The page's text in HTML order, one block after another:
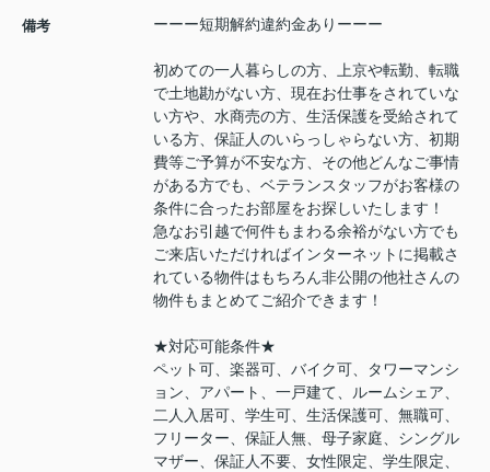
備考 ーーー短期解約違約金ありーーー
初めての一人暮らしの方、上京や転勤、転職
で土地勘がない方、現在お仕事をされていな
い方や、水商売の方、生活保護を受給されて
いる方、保証人のいらっしゃらない方、初期
費等ご予算が不安な方、その他どんなご事情
がある方でも、ベテランスタッフがお客様の
条件に合ったお部屋をお探しいたします！
急なお引越で何件もまわる余裕がない方でも
ご来店いただければインターネットに掲載さ
れている物件はもちろん非公開の他社さんの
物件もまとめてご紹介できます！
★対応可能条件★
ペット可、楽器可、バイク可、タワーマンシ
ョン、アパート、一戸建て、ルームシェア、
二人入居可、学生可、生活保護可、無職可、
フリーター、保証人無、母子家庭、シングル
マザー、保証人不要、女性限定、学生限定、